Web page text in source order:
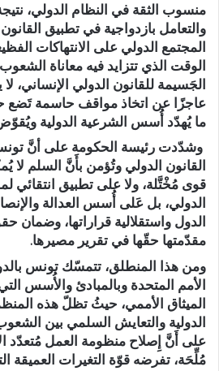
منسوب الثقة في النظام الدولي، نتيجة
والتعامل بازدواجية في تطبيق
المجتمع الدولي على الانتهاكات
الوقت الذي تتزايد فيه معاناة الشعوب
الجَسيمة للقانون الدولي الإنساني،
عاجزًا عن اتخاذ مواقف حاسمة تَضع
ما يُهدّد أُسس الشرعية الدولية
وشدّدت رئيسة الحكومة على أنَّ
القانون الدولي وتُؤمن بأَنَّ السلم لا
قوى مُخْتَّلة، ولا على تطبيق انتقائي
الدولي، بل عَلى أُسس العدالة
الدول واستقلالية قراراتها، وضمان
مقدّمتها حقّها في تقرير مصيرها.
ومن هذا المنطلق، تتمسّك تونس
الأمم المتحدة وبالمبادئ والأُسس
الميثاق الأممي، حيثُ تظلّ هذه
الدولية والتعايش السلمي بين
على أَنَّ إِصلاح منظومة العمل مُتعدّد
مُلِّحَة، تفرضه قوّة التغيرات العميقة